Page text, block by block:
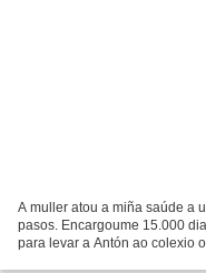
A muller atou a miña saúde a
pasos. Encargoume 15.000
para levar a Antón ao colexio